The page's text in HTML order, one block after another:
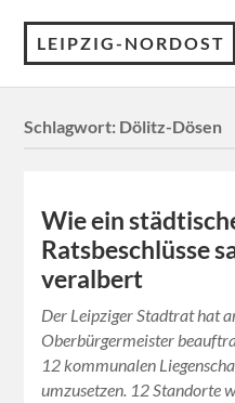
LEIPZIG-NORDOST
Schlagwort: Dölitz-Dösen
Wie ein
Ratsbeschlüsse
veralbert
Der Leipziger Stadtrat hat
Oberbürgermeister
12 kommunalen
umzusetzen. 12 Standorte